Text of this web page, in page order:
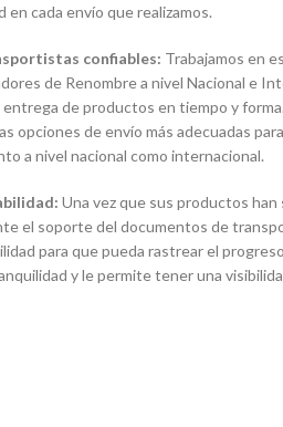
en cada envío que realizamos.
confiables: Trabajamos en
de Renombre a nivel Nacional e
de productos en tiempo y
opciones de envío más adecuadas
a nivel nacional como internacional.
Una vez que sus productos han
el soporte del documentos de
para que pueda rastrear el
y le permite tener una